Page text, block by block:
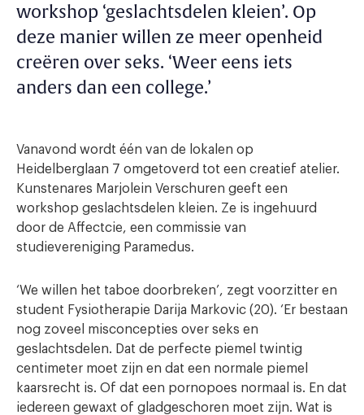
workshop ‘geslachtsdelen kleien’. Op
deze manier willen ze meer openheid
creëren over seks. ‘Weer eens iets
anders dan een college.’
Vanavond wordt één van de lokalen op
Heidelberglaan 7 omgetoverd tot een creatief atelier.
Kunstenares Marjolein Verschuren geeft een
workshop geslachtsdelen kleien. Ze is ingehuurd
door de Affectcie, een commissie van
studievereniging Paramedus.
‘We willen het taboe doorbreken’, zegt voorzitter en
student Fysiotherapie Darija Markovic (20). ‘Er bestaan
nog zoveel misconcepties over seks en
geslachtsdelen. Dat de perfecte piemel twintig
centimeter moet zijn en dat een normale piemel
kaarsrecht is. Of dat een pornopoes normaal is. En dat
iedereen gewaxt of gladgeschoren moet zijn. Wat is